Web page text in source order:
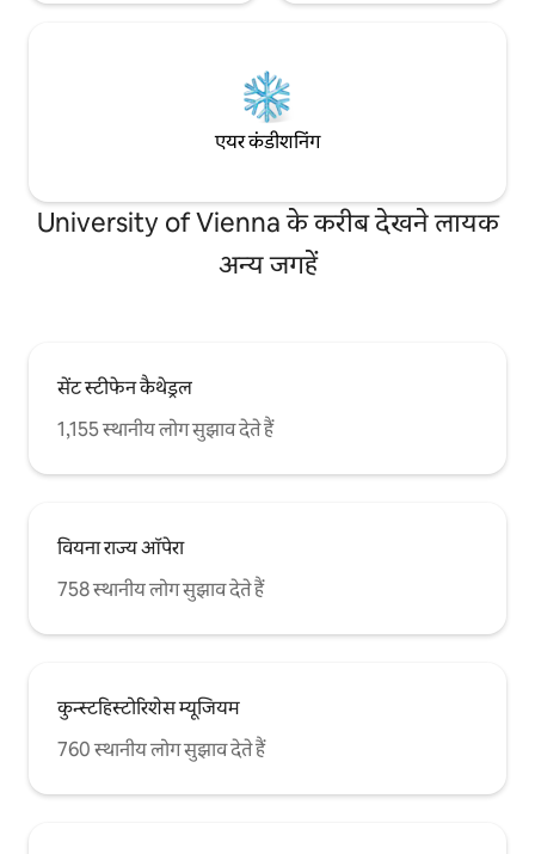
एयर कंडीशनिंग
University of Vienna के करीब देखने लायक
अन्य जगहें
सेंट स्टीफेन कैथेड्रल
1,155 स्थानीय लोग सुझाव देते हैं
वियना राज्य ऑपेरा
758 स्थानीय लोग सुझाव देते हैं
कुन्स्टहिस्टोरिशेस म्यूजियम
760 स्थानीय लोग सुझाव देते हैं